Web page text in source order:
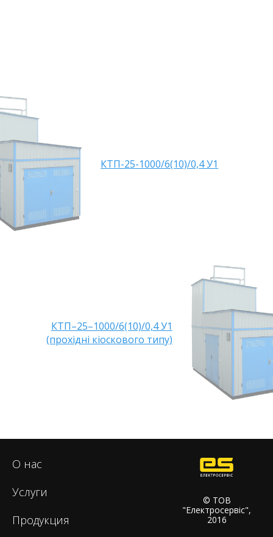
КТП-25-1000/6(10)/0,4 У1
КТП–25–1000/6(10)/0,4 У1
(прохідні кіоскового типу)
О нас
Услуги
Продукция
© ТОВ
"Електросервіс",
2016